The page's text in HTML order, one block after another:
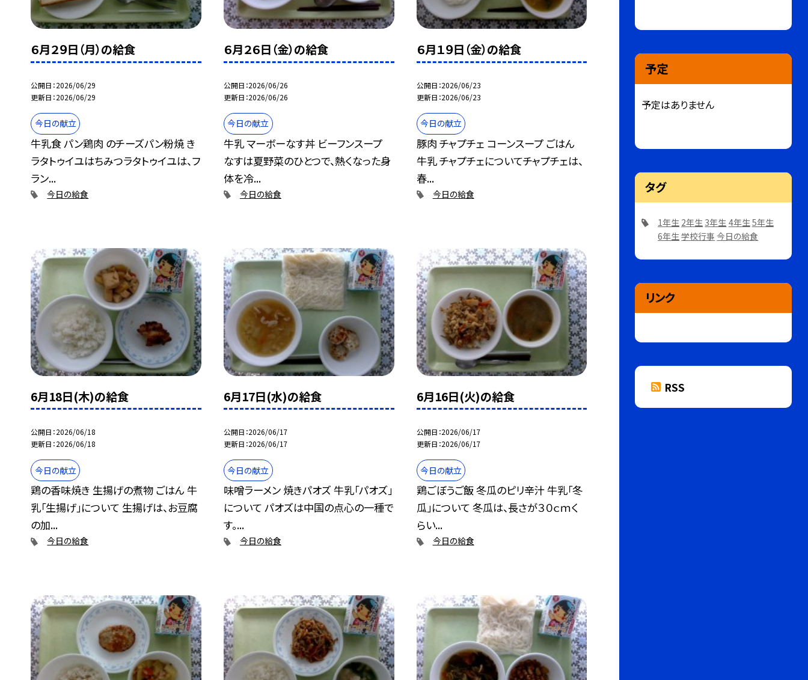
６月２９日（月）の給食
公開日 2026/06/29
更新日 2026/06/29
今日の献立
牛乳食 パン鶏肉 のチーズパン粉焼 き
ラタトゥイユはちみつラタトゥイユは、フ
ラン...
今日の給食
６月２６日（金）の給食
公開日 2026/06/26
更新日 2026/06/26
今日の献立
牛乳 マーボーなす丼 ビーフンスープ
なすは夏野菜のひとつで、熱くなった身
体を冷...
今日の給食
６月１９日（金）の給食
公開日 2026/06/23
更新日 2026/06/23
今日の献立
豚肉 チャプチェ コーンスープ ごはん
牛乳 チャプチェについてチャプチェは、
春...
今日の給食
6月18日(木)の給食
公開日 2026/06/18
更新日 2026/06/18
今日の献立
鶏の香味焼き 生揚げの煮物 ごはん 牛
乳「生揚げ」について 生揚げは、お豆腐
の加...
今日の給食
6月17日(水)の給食
公開日 2026/06/17
更新日 2026/06/17
今日の献立
味噌ラーメン 焼きパオズ 牛乳「パオズ」
について パオズは中国の点心の一種で
す。...
今日の給食
6月16日(火)の給食
公開日 2026/06/17
更新日 2026/06/17
今日の献立
鶏ごぼうご飯 冬瓜のピリ辛汁 牛乳「冬
瓜」について 冬瓜は、長さが３０ｃｍく
らい...
今日の給食
予定
予定はありません
タグ
1年生 2年生 3年生 4年生 5年生
6年生 学校行事 今日の給食
リンク
RSS